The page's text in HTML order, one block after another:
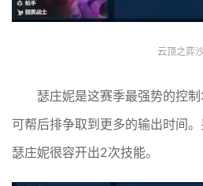
云顶之弈
瑟庄妮是这赛季最强势的控制
可帮后排争取到更多的输出时间
瑟庄妮很容开出2次技能。